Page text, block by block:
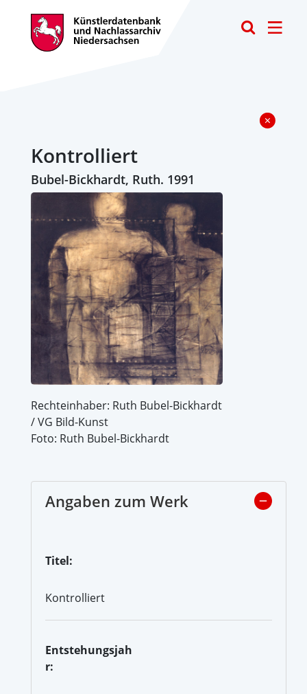
Kontrolliert
Bubel-Bickhardt, Ruth. 1991
Rechteinhaber: Ruth Bubel-Bickhardt
/ VG Bild-Kunst
Foto: Ruth Bubel-Bickhardt
Angaben zum Werk
Titel:
Kontrolliert
Entstehungsjah
r: